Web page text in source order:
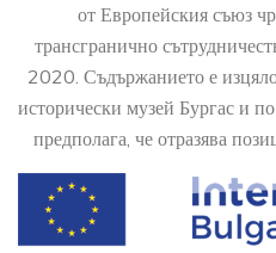
от Европейския съюз
трансгранично
2020. Съдържанието е
исторически музей Бургас и
предполага, че отразява